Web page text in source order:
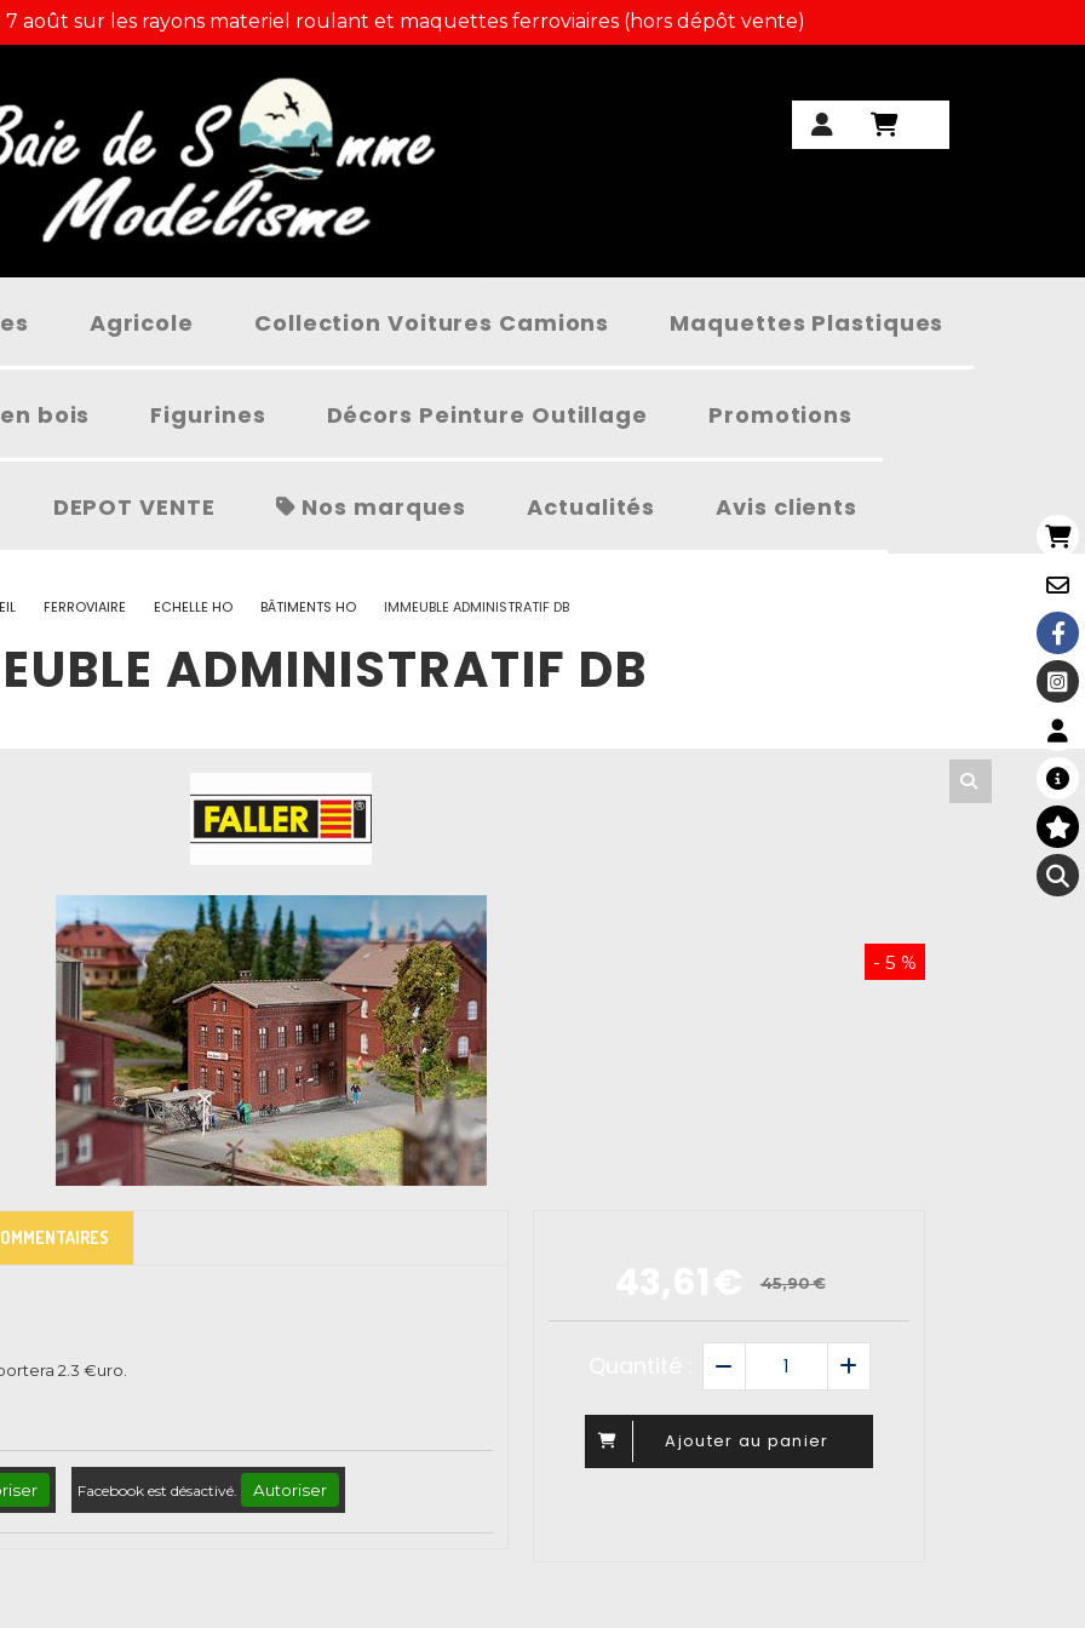
7 août sur les rayons materiel roulant et maquettes ferroviaires (hors dépôt vente)
Agricole Collection Voitures Camions Maquettes Plastiques
bois Figurines Décors Peinture Outillage Promotions
DEPOT VENTE Nos marques Actualités Avis clients
FERROVIAIRE ECHELLE HO BÂTIMENTS HO IMMEUBLE ADMINISTRATIF DB
ADMINISTRATIF DB
- 5 %
45,90€
Ajouter au panier
2.3 €uro.
Facebook est désactivé. Autoriser